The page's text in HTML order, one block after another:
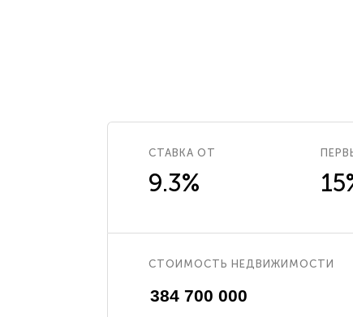
СТАВКА ОТ
9.3%
СТОИМОСТЬ НЕДВИЖИМОСТИ